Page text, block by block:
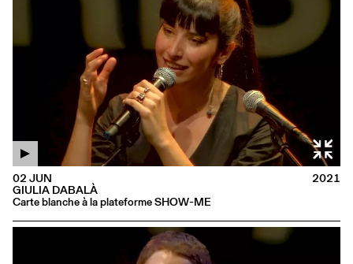
GIULIA DABALÀ
Carte blanche à la plateforme SHOW-ME
02 JUN 2021